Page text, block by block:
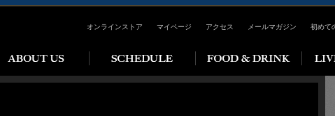
オンラインストア マイページ アクセス メールマガジン 初めて